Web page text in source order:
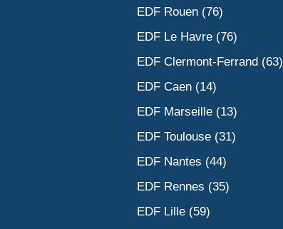
EDF Rouen (76)
EDF Le Havre (76)
EDF Clermont-Ferrand (63)
EDF Caen (14)
EDF Marseille (13)
EDF Toulouse (31)
EDF Nantes (44)
EDF Rennes (35)
EDF Lille (59)